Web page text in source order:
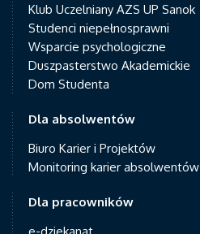
Klub Uczelniany AZS UP Sanok
Studenci niepełnosprawni
Wsparcie psychologiczne
Duszpasterstwo Akademickie
Dom Studenta
Dla absolwentów
Biuro Karier i Projektów
Monitoring karier absolwentów
Dla pracowników